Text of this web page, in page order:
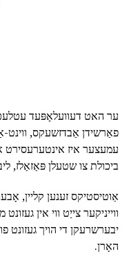
ער האט דעוועלאָפּעד
פאַרשידן אַבדזשעקס, ווינט-
עמעצער איז אינטערעסירט
ביכולת צו שטעלן פּאַזאַלז,
ווייניקער צייַט ווי אין
יבערשרעקן די הויך געזונט
האָרן.